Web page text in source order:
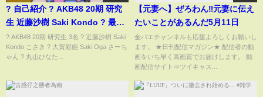
? 自己紹介 ? AKB48 20期 研究
生 近藤沙樹 Saki Kondo ? 最年
少の中学1年生 12歳 ? #AKB48
#shorts #AKB20期研究生 #村山
彩希 #小栗有以
? AKB48 20期 研究生 3名 ? 近藤沙樹 Saki
Kondo こさき ? 大賀彩姫 Saki Oga さーち
ゃん ? 丸山ひなた...
【元妻へ】ぜろわん‼元妻に伝え
たいことがあるんだ5月11日
金バエチャンネルも応援よろしくお願いし
ます。 ★日刊配信マガジン★ 配信者の動
画をいち早く高画質でお届けします。 動
画配信サイト⇒ツイキャス...